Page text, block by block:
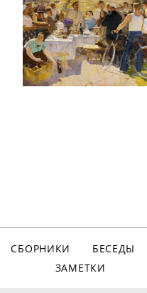
СБОРНИКИ БЕСЕДЫ
ЗАМЕТКИ